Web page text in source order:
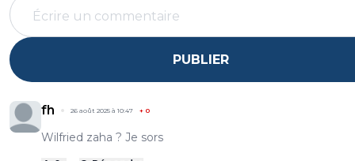
PUBLIER
fh 26 août 2025 à 10:47 + 0
Wilfried zaha ? Je sors